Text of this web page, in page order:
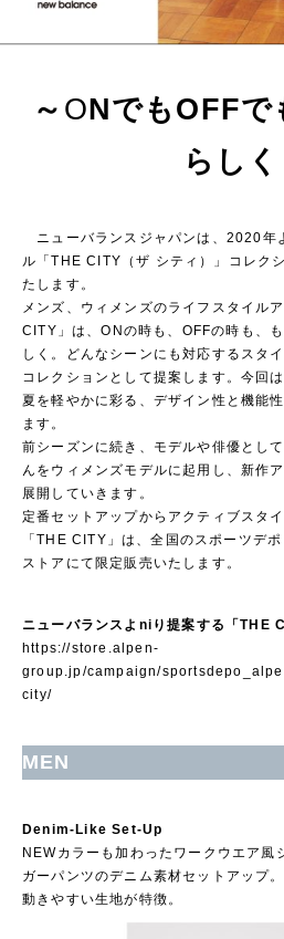
～ ONでもOFFで
らしく
ニューバランスジャパンは、2020年
ル「THE CITY（ザ シティ）」コレク
たします。
メンズ、ウィメンズのライフスタイル
CITY」は、ONの時も、OFFの時も、
しく。どんなシーンにも対応するスタ
コレクションとして提案します。今回
夏を軽やかに彩る、デザイン性と機能
ます。
前シーズンに続き、モデルや俳優とし
んをウィメンズモデルに起用し、新作
展開していきます。
定番セットアップからアクティブスタ
「THE CITY」は、全国のスポーツデ
ストアにて限定販売いたします。
ニューバランスよniり提案する「THE
https://store.alpen-
group.jp/campaign/
city/
MEN
Denim-Like Set-Up
NEWカラーも加わったワークウエア風
ガーパンツのデニム素材セットアップ
動きやすい生地が特徴。